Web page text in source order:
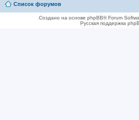
Список форумов
Создано на основе phpBB® Forum
Русская поддержка